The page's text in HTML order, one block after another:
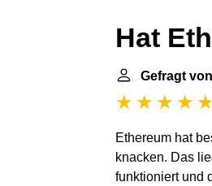
Hat
Gefragt
Ethereum hat
knacken. Das
funktioniert und